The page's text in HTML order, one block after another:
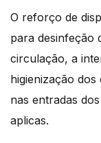
O reforço de
para desinfeção
circulação, a
higienização
nas entradas
aplicas.